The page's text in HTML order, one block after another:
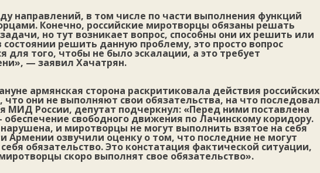
направлений, в том числе по части выполнения функций
Конечно, российские миротворцы обязаны решать
но тут возникает вопрос, способны они их решить или
решить данную проблему, это просто вопрос
для того, чтобы не было эскалации, а это требует
— заявил Хачатрян.
армянская сторона раскритиковала действия российских
они не выполняют свои обязательства, на что последовал
МИД России, депутат подчеркнул: «Перед ними поставлена
свободного движения по Лачинскому коридору.
и миротворцы не могут выполнить взятое на себя
Армении озвучили оценку о том, что последние не могут
обязательство. Это констатация фактической ситуации,
скоро выполнят свое обязательство».